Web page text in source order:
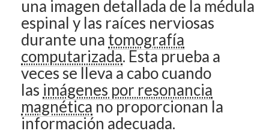
una imagen detallada de la médula
espinal y las raíces nerviosas
durante una tomografía
computarizada. Esta prueba a
veces se lleva a cabo cuando
las imágenes por resonancia
magnéticano proporcionan la
información adecuada.